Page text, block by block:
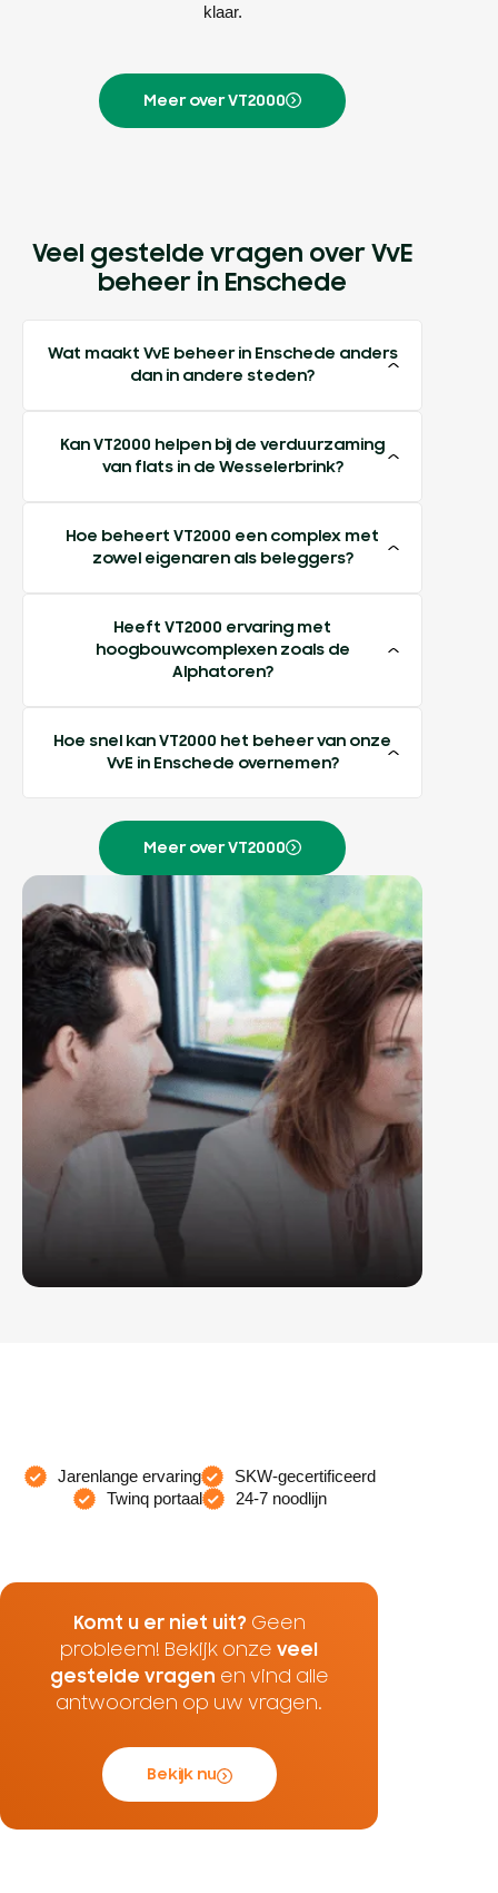
klaar.
Meer over VT2000
Veel gestelde vragen over VvE
beheer in Enschede
Wat maakt VvE beheer in Enschede anders
dan in andere steden?
Kan VT2000 helpen bij de verduurzaming
van flats in de Wesselerbrink?
Hoe beheert VT2000 een complex met
zowel eigenaren als beleggers?
Heeft VT2000 ervaring met
hoogbouwcomplexen zoals de
Alphatoren?
Hoe snel kan VT2000 het beheer van onze
VvE in Enschede overnemen?
Meer over VT2000
Jarenlange ervaring
SKW-gecertificeerd
Twinq portaal
24-7 noodlijn
Komt u er niet uit? Geen
probleem! Bekijk onze veel
gestelde vragen en vind alle
antwoorden op uw vragen.
Bekijk nu